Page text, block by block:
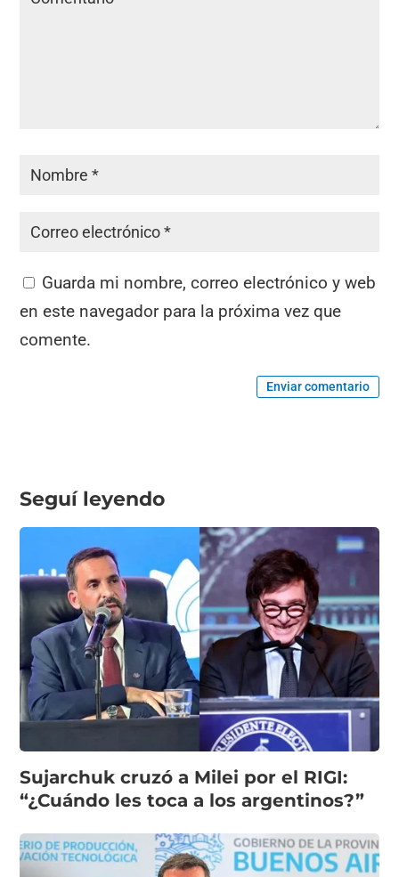
Guarda mi nombre, correo electrónico y web
en este navegador para la próxima vez que
comente.
Enviar comentario
Seguí leyendo
Sujarchuk cruzó a Milei por el RIGI:
“¿Cuándo les toca a los argentinos?”